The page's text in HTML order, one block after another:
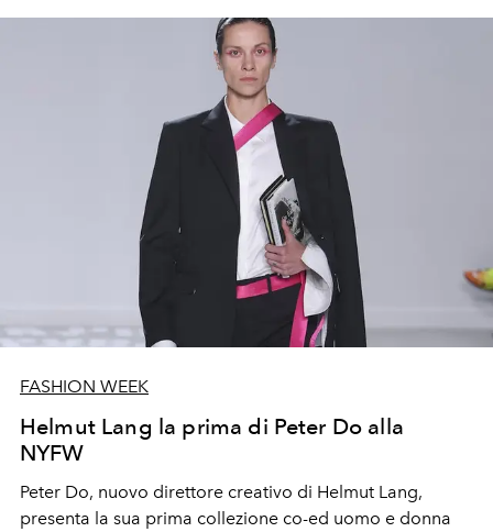
FASHION WEEK
Helmut Lang la prima di Peter Do alla
NYFW
Peter Do, nuovo direttore creativo di Helmut Lang,
presenta la sua prima collezione co-ed uomo e donna